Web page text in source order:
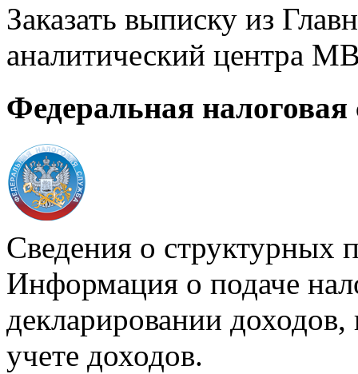
Заказать выписку из
аналитический центра
Федеральная налоговая
Сведения о структурных
Информация о подаче
декларировании доходов,
учете доходов.